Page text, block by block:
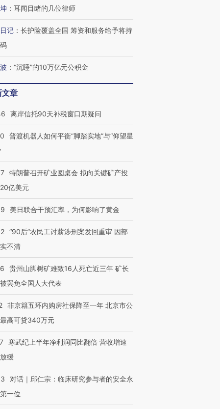
： 耳闻目睹的几位律师
记 ： 长护险覆盖全国 筹资和服务给予将持
： “沉睡”的10万亿元公积金
文章
离岸信托90天补税窗口期疑问
普渡机器人如何平衡“脚踏实地”与“仰望星
特朗普召开矿业圆桌会 拟向关键矿产投
亿美元
美日联合干预汇率，为何影响了黄金
“90后”农民工讨薪涉刑案发回重审 因部
不清
贵州山脚树矿难致16人死亡近三年 矿长
罢免全国人大代表
非京籍五环内购房社保降至一年 北京市公
高可贷340万元
寒武纪上半年净利润同比翻倍 营收增速
缓
对话｜邱仁宗：临床研究参与者的安全永
一位